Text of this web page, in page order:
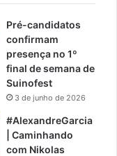
Pré-candidatos
confirmam
presença no 1º
final de semana de
Suinofest
3 de junho de 2026
#AlexandreGarcia
| Caminhando
com Nikolas